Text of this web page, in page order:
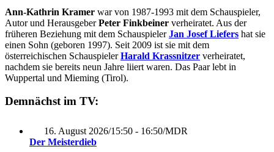
Ann-Kathrin Kramer war von 1987-1993 mit dem Schauspieler,
Autor und HerausgeberPeter Finkbeiner verheiratet. Aus der
früheren Beziehung mit dem SchauspielerJan Josef Liefers hat sie
einen Sohn (geboren 1997). Seit 2009 ist sie mit dem
österreichischen SchauspielerHarald Krassnitzer verheiratet,
nachdem sie bereits neun Jahre liiert waren. Das Paar lebt in
Wuppertal und Mieming (Tirol).
Demnächst im TV:
16. August 2026/15:50 - 16:50/MDR
Der Meisterdieb